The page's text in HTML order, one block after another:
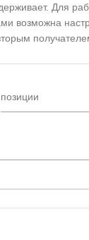
Для
возможна